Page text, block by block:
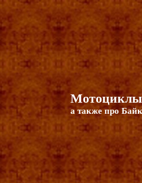
а также про